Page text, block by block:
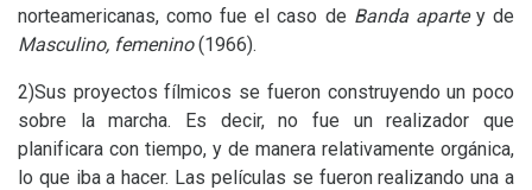
norteamericanas, como fue el caso de Banda aparte y de
Masculino, femenino(1966).
2)Sus proyectos fílmicos se fueron construyendo un poco
sobre la marcha. Es decir, no fue un realizador que
planificara con tiempo, y de manera relativamente orgánica,
lo que iba a hacer. Las películas se fueron realizando una a